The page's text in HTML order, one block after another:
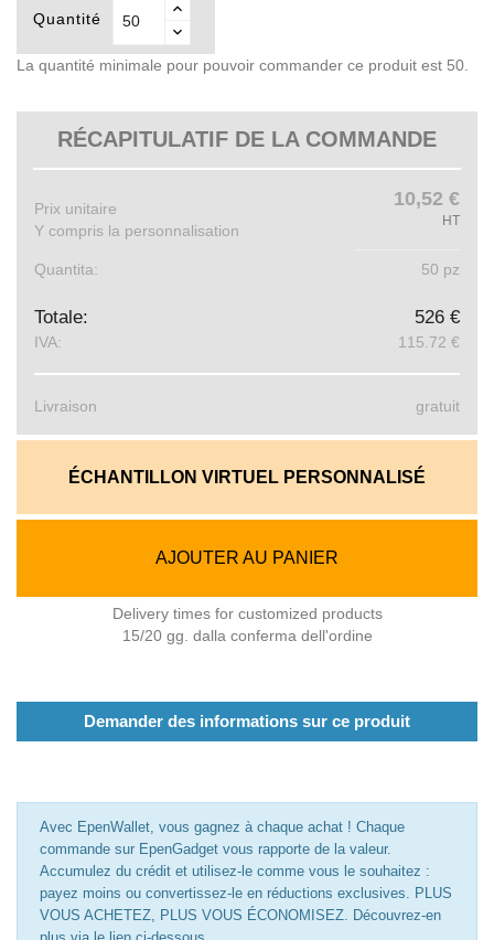
Quantité
La quantité minimale pour pouvoir commander ce produit est 50.
RÉCAPITULATIF DE LA COMMANDE
Prix ​​unitaire
Y compris la personnalisation
10,52 €
HT
Quantita: 50 pz
Totale: 526 €
IVA: 115.72 €
Livraison gratuit
ÉCHANTILLON VIRTUEL PERSONNALISÉ
AJOUTER AU PANIER
Delivery times for customized products
15/20 gg. dalla conferma dell'ordine
Demander des informations sur ce produit
Avec EpenWallet, vous gagnez à chaque achat ! Chaque
commande sur EpenGadget vous rapporte de la valeur.
Accumulez du crédit et utilisez-le comme vous le souhaitez :
payez moins ou convertissez-le en réductions exclusives. PLUS
VOUS ACHETEZ, PLUS VOUS ÉCONOMISEZ. Découvrez-en